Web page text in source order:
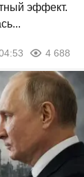
эффект.
4 688